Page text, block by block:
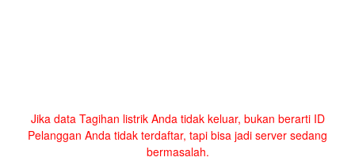
Jika data Tagihan listrik Anda tidak keluar, bukan berarti ID
Pelanggan Anda tidak terdaftar, tapi bisa jadi server sedang
bermasalah.